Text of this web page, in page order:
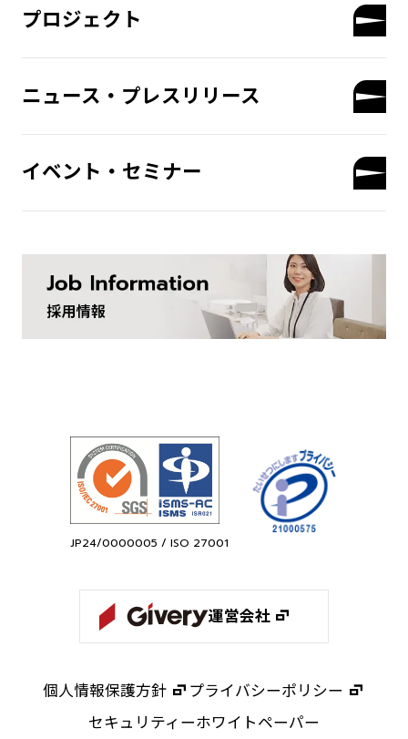
プロジェクト
ニュース・プレスリリース
イベント・セミナー
JP24/0000005 / ISO 27001
運営会社
個人情報保護方針
プライバシーポリシー
セキュリティーホワイトペーパー